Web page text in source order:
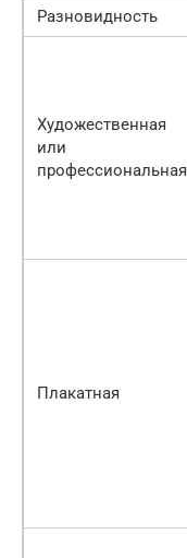
Разновидность
Художественная
или
профессиональная
Плакатная